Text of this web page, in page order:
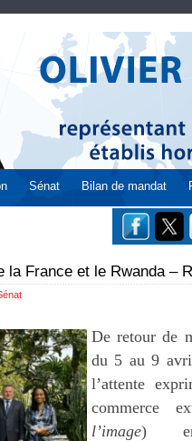
Sénat Bilan de mandat
la France et le Rwanda –
De retour de
du 5 au 9
l’attente
commerce
l’image) en